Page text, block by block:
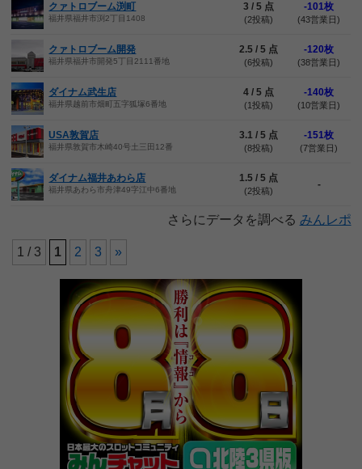
クァトロブーム渕町
福井県福井市渕2丁目1408
3 / 5 点
(2投稿)
-101枚
(43営業日)
クァトロブーム開発
福井県福井市開発5丁目2111番地
2.5 / 5 点
(6投稿)
-120枚
(38営業日)
ダイナム武生店
福井県越前市畑町五字狐塚6番地
4 / 5 点
(1投稿)
-140枚
(10営業日)
USA敦賀店
福井県敦賀市木崎40号土三田12番
3.1 / 5 点
(8投稿)
-151枚
(7営業日)
ダイナム福井あわら店
福井県あわら市舟津49字江中6番地
1.5 / 5 点
(2投稿)
-
さらにデータを調べる みんレポ
1 / 3 1 2 3 »